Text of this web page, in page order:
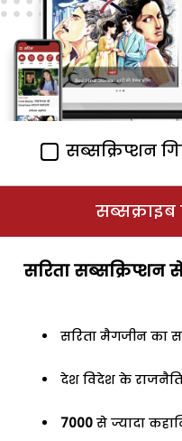
सब्सक्रिप्शन
सरिता सब्सक्रिप्शन
सरिता मैगजीन का
देश विदेश के
7000 से ज्यादा